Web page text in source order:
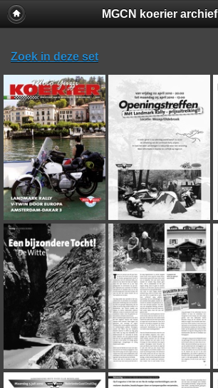
MGCN koerier archief
Zoek in deze set